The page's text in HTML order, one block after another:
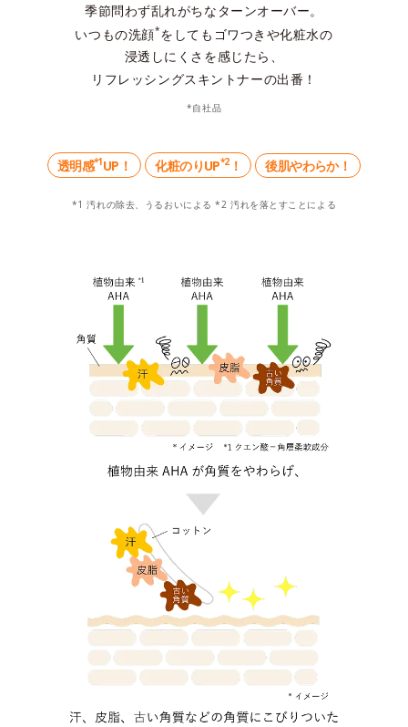
季節問わず乱れがちなターンオーバー。
いつもの洗顔*をしてもゴワつきや化粧水の
浸透しにくさを感じたら、
リフレッシングスキントナーの出番！
*自社品
透明感*1UP！ 化粧のりUP*2！ 後肌やわらか！
*1 汚れの除去、うるおいによる *2 汚れを落とすことによる